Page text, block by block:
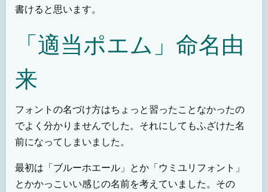
書けると思います。
「適当ポエム」命名由
来
フォントの名づけ方はちょっと習ったことなかったの
でよく分かりませんでした。それにしてもふざけた名
前になってしまいました。
最初は「ブルーホエール」とか「ウミユリフォント」
とかかっこいい感じの名前を考えていました。その